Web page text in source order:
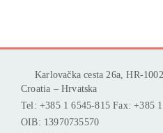
Karlovačka cesta 26a, HR-
Croatia – Hrvatska
Tel: +385 1 6545-815 Fax: +385
OIB: 13970735570